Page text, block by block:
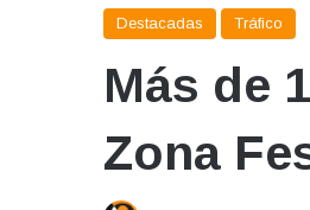
Destacadas Tráfico
Más de
Zona